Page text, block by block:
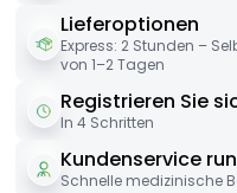
Lieferoptionen
Express: 2 Stunden –
von 1–2 Tagen
Registrieren Sie
In 4 Schritten
Kundenservice
Schnelle medizinische